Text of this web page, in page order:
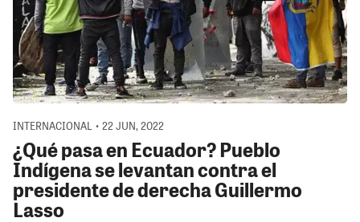
INTERNACIONAL • 22 JUN, 2022
¿Qué pasa en Ecuador? Pueblo
Indígena se levantan contra el
presidente de derecha Guillermo
Lasso